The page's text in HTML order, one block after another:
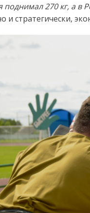
поднимал 270 кг, а в
и стратегически,